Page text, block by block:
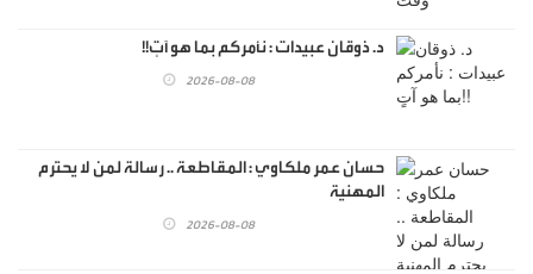
د. ذوقان عبيدات : نأمركم بما هو آتٍ!!
2026-08-08
حسان عمر ملكاوي : المقاطعة .. رسالة لمن لا يحترم
المهنية
2026-08-08